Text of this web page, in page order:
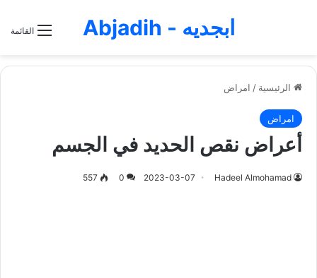
القائمة ابجديه - Abjadih
الرئيسية / امراض
امراض
أعراض نقص الحديد في الجسم
Hadeel Almohamad
2023-03-07
0
557